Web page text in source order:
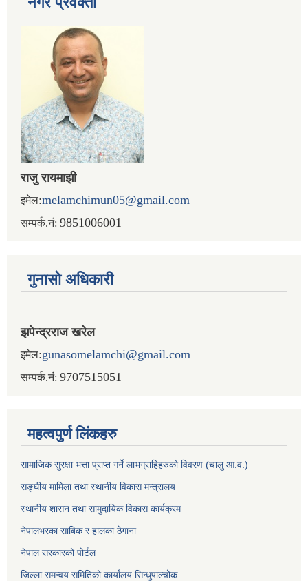
राजु रायमाझी
इमेल:melamchimun05@gmail.com
सम्पर्क.नं: 9851006001
गुनासो अधिकारी
झपेन्द्रराज खरेल
इमेल:gunasomelamchi@gmail.com
सम्पर्क.नं: 9707515051
महत्वपुर्ण लिंकहरु
सामाजिक सुरक्षा भत्ता प्राप्त गर्ने लाभग्राहिहरुको विवरण (चालु आ.व.)
सङ्घीय मामिला तथा स्थानीय विकास मन्त्रालय
स्थानीय शासन तथा सामुदायिक विकास कार्यक्रम
नेपालभरका साबिक र हालका ठेगाना
नेपाल सरकारको पोर्टल
जिल्ला समन्वय समितिको कार्यालय सिन्धुपाल्चोक